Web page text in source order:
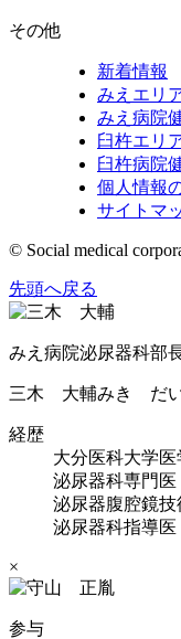
その他
新着情報
みえエリ
みえ病院
臼杵エリ
臼杵病院
個人情報
サイトマ
© Social medical
先頭へ戻る
みえ病院泌尿器科部
三木 大輔みき だ
経歴
大分医科大学医
泌尿器科専門医
泌尿器腹腔鏡技
泌尿器科指導医
×
参与